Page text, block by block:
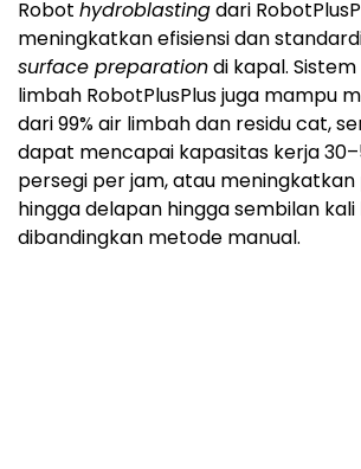
persegi per jam, atau meningkatkan
hingga delapan hingga sembilan kali
dibandingkan metode manual.